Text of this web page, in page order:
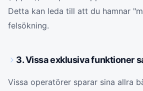
Detta kan leda till att du hamnar
felsökning.
3. Vissa exklusiva funktioner
Vissa operatörer sparar sina allra